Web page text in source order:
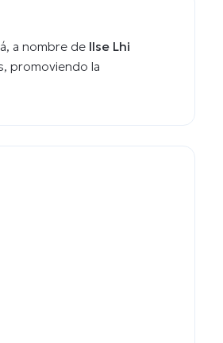
a nombre de Ilse Lhi
promoviendo la